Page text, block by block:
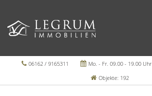
06162 / 9165311 Mo. - Fr. 09.00 - 19.00 Uhr
Objekte: 192